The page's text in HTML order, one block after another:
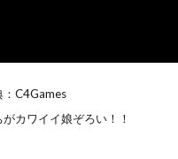
：C4Games
カワイイ娘ぞろい！！